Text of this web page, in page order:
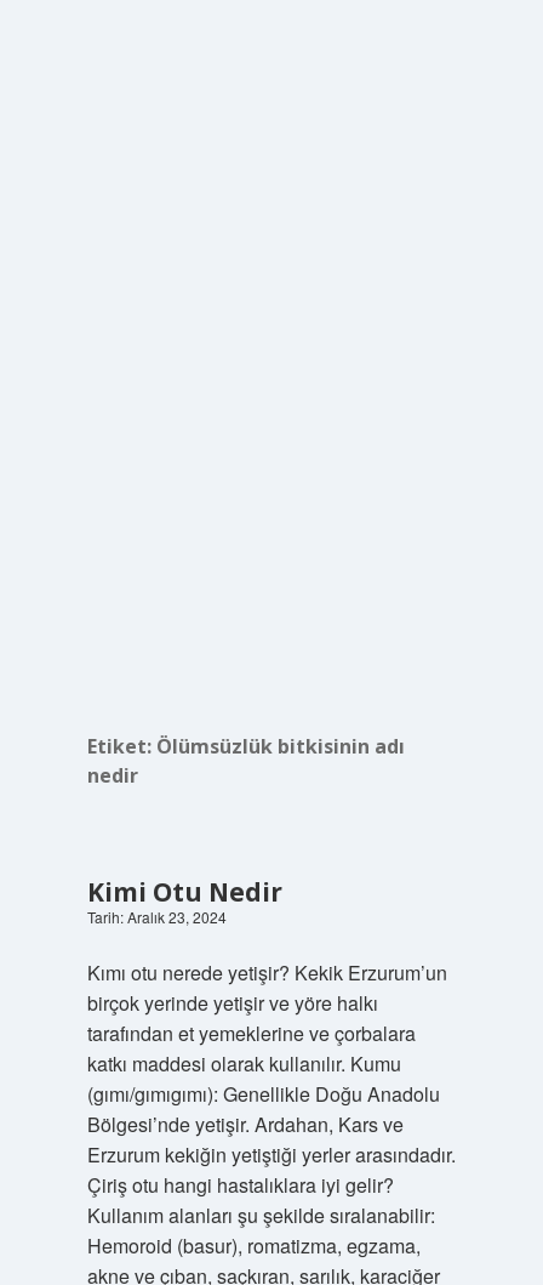
Etiket: Ölümsüzlük bitkisinin adı
nedir
Kimi Otu Nedir
Tarih: Aralık 23, 2024
Kımı otu nerede yetişir? Kekik Erzurum’un
birçok yerinde yetişir ve yöre halkı
tarafından et yemeklerine ve çorbalara
katkı maddesi olarak kullanılır. Kumu
(gımı/gımıgımı): Genellikle Doğu Anadolu
Bölgesi’nde yetişir. Ardahan, Kars ve
Erzurum kekiğin yetiştiği yerler arasındadır.
Çiriş otu hangi hastalıklara iyi gelir?
Kullanım alanları şu şekilde sıralanabilir:
Hemoroid (basur), romatizma, egzama,
akne ve çıban, saçkıran, sarılık, karaciğer